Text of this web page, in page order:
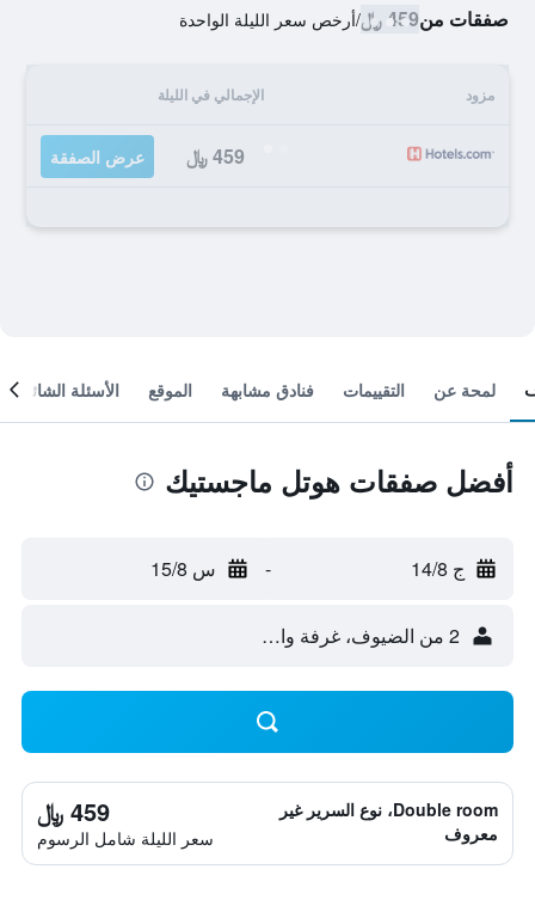
صفقات من459 ﷼ /أرخص سعر الليلة الواحدة
مزود الإجمالي في الليلة
459 ﷼ عرض الصفقة
لمحة عن التقييمات فنادق مشابهة الموقع الأسئلة الشائعة
أفضل صفقات هوتل ماجستيك
ج 14/8 - س 15/8
2 من الضيوف، غرفة واحدة
Double room، نوع السرير غير
معروف
459 ﷼
سعر الليلة شامل الرسوم